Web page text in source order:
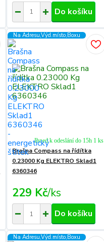
Do košíku
Na Adresu,Výd.místo,Boxu
Brašna Compass na řídítka
0.23000 Kg ELEKTRO Sklad1
6360346
229 Kč/ks
Ihned k odeslání do 15h 1 ks
Do košíku
Na Adresu,Výd.místo,Boxu